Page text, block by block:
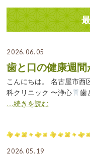
2026.06.05
歯と口の健康週
こんにちは。 名古屋市西
科クリニック 〜浄心
歯
…続きを読む
2026.05.19